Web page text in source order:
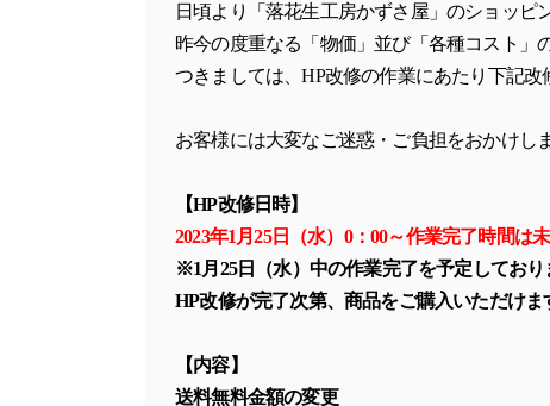
日頃より「落花生工房かずさ屋」のショッピ
昨今の度重なる「物価」並び「各種コスト」
つきましては、HP改修の作業にあたり下記改
お客様には大変なご迷惑・ご負担をおかけし
【HP改修日時】
2023年1月25日（水）0：00～作業完了時間は
※1月25日（水）中の作業完了を予定しており
HP改修が完了次第、商品をご購入いただけま
【内容】
送料無料金額の変更